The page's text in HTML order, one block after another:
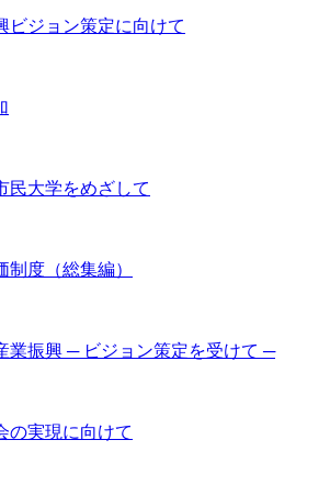
ビジョン策定に向けて
民大学をめざして
制度（総集編）
業振興 ─ ビジョン策定を受けて ─
の実現に向けて